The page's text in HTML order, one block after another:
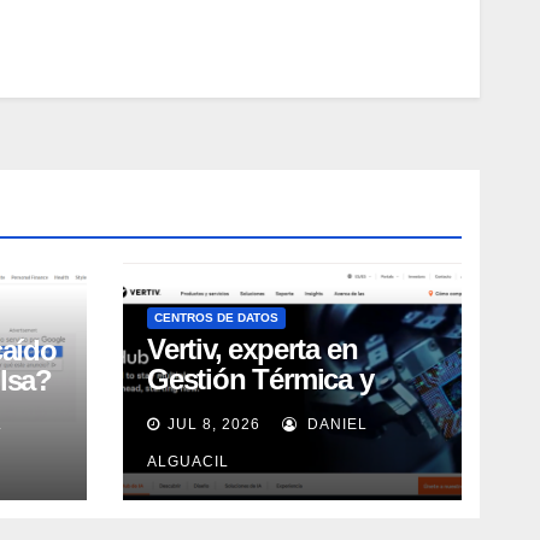
CENTROS DE DATOS
Vertiv, experta en
Gestión Térmica y
energía de Centros de
Datos, sigue su
crecimiento imparable
JUL 8, 2026 DANIEL
ALGUACIL